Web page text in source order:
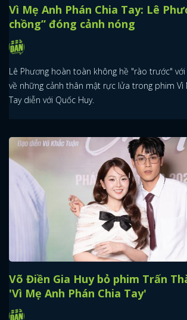
Vì Mẹ Anh Phán Chia Tay: Lê
chồng” đóng cảnh nóng
Lê Phương hoàn toàn không hề "rào trước" với
về những cảnh thân mật rực lửa trong phim Vì
Tay diễn với Quốc Huy.
Võ Điền Gia Huy bỏ phim Trấn
'Vì Mẹ Anh Phán Chia Tay'